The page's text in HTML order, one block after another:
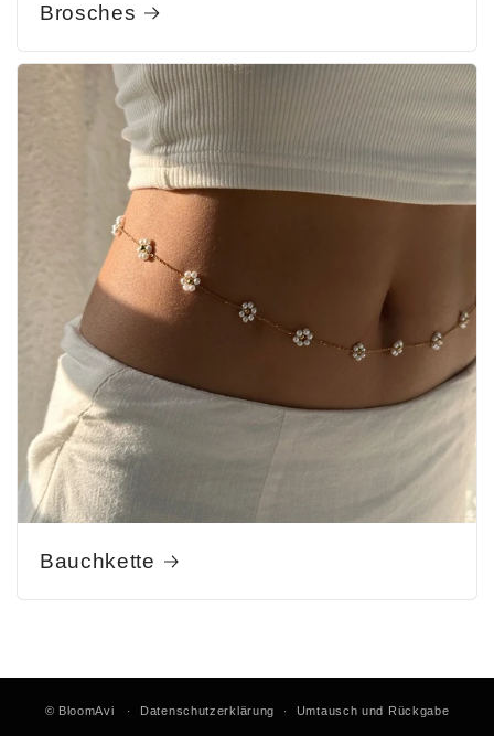
Brosches
Bauchkette
© BloomAvi Datenschutzerklärung Umtausch und Rückgabe